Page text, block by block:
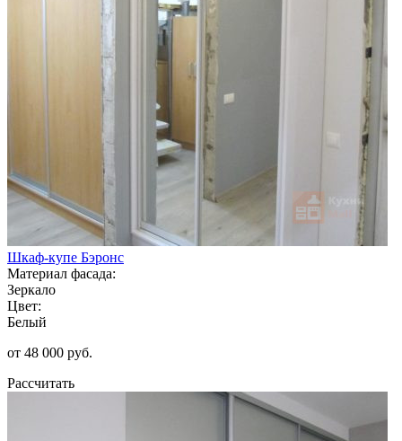
Шкаф-купе Бэронс
Материал фасада:
Зеркало
Цвет:
Белый
от 48 000 руб.
Рассчитать